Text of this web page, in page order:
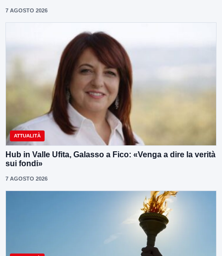
7 AGOSTO 2026
ATTUALITÀ
Hub in Valle Ufita, Galasso a Fico: «Venga a dire la verità
sui fondi»
7 AGOSTO 2026